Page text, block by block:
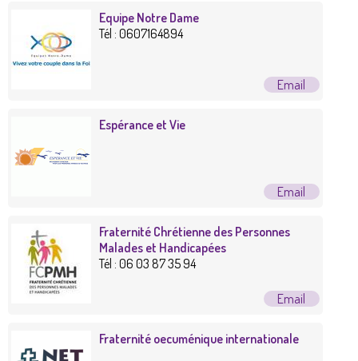
Equipe Notre Dame
Tél :0607164894
Espérance et Vie
Fraternité Chrétienne des Personnes
Malades et Handicapées
Tél :06 03 87 35 94
Fraternité oecuménique internationale